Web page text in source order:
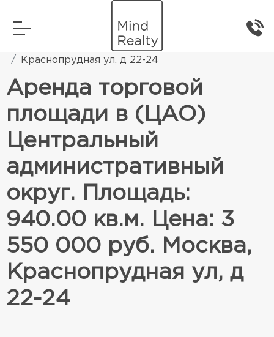
Коммерческая недвижимость
Краснопрудная ул, д 22-24
Аренда торговой
площади в (ЦАО)
Центральный
административный
округ. Площадь:
940.00 кв.м. Цена: 3
550 000 руб. Москва,
Краснопрудная ул, д
22-24